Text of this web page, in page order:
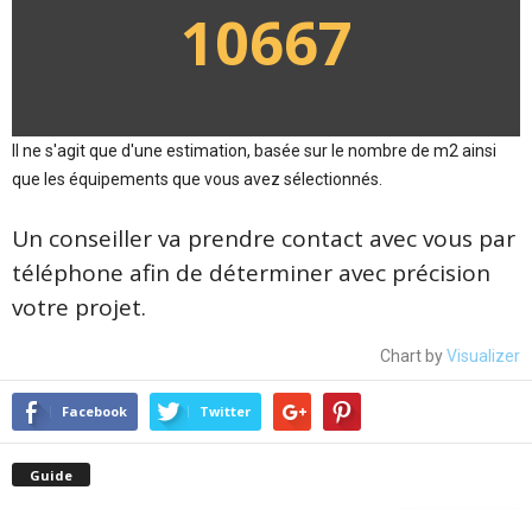
10667
Il ne s'agit que d'une estimation, basée sur le nombre de m2 ainsi
que les équipements que vous avez sélectionnés.
Un conseiller va prendre contact avec vous par
téléphone afin de déterminer avec précision
votre projet.
Chart byVisualizer
Facebook Twitter
Guide